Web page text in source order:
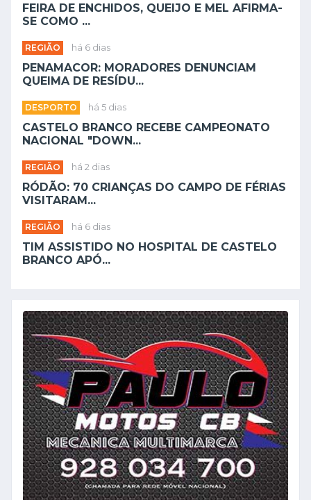
FEIRA DE ENCHIDOS, QUEIJO E MEL AFIRMA-
SE COMO ...
REGIÃO há 6 dias
PENAMACOR: MORADORES DENUNCIAM
QUEIMA DE RESÍDU...
DESPORTO há 5 dias
CASTELO BRANCO RECEBE CAMPEONATO
NACIONAL "DOWN...
REGIÃO há 2 dias
RÓDÃO: 70 CRIANÇAS DO CAMPO DE FÉRIAS
VISITARAM...
REGIÃO há 6 dias
TIM ASSISTIDO NO HOSPITAL DE CASTELO
BRANCO APÓ...